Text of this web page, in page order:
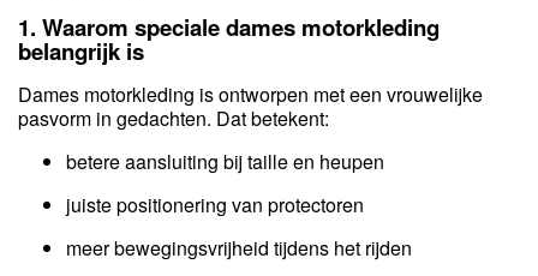
1. Waarom speciale dames motorkleding
belangrijk is
Dames motorkleding is ontworpen met een vrouwelijke
pasvorm in gedachten. Dat betekent:
betere aansluiting bij taille en heupen
juiste positionering van protectoren
meer bewegingsvrijheid tijdens het rijden